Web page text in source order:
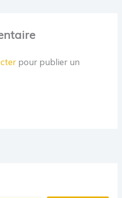
pour publier un